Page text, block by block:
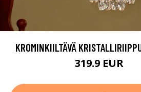
KROMINKIILTÄVÄ
319.9 EUR